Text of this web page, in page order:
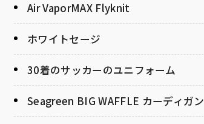
Air VaporMAX Flyknit
ホワイトセージ
30着のサッカーのユニフォーム
Seagreen BIG WAFFLE カーディガン